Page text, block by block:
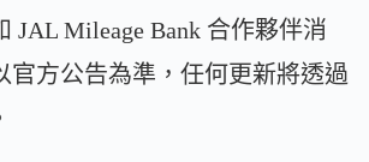
JAL Mileage Bank 合作夥伴消
官方公告為準，任何更新將透過